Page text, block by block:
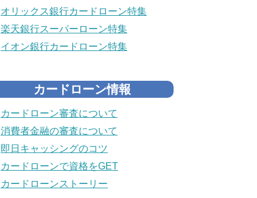
オリックス銀行カードローン特集
楽天銀行スーパーローン特集
イオン銀行カードローン特集
カードローン情報
カードローン審査について
消費者金融の審査について
即日キャッシングのコツ
カードローンで資格をGET
カードローンストーリー